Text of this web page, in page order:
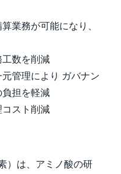
業務が可能になり、
数を削減
管理により ガバナン
負担を軽減
スト削減
）は、アミノ酸の研